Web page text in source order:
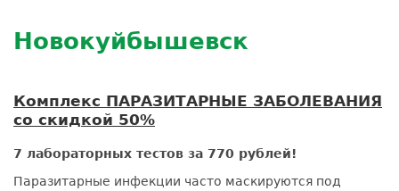
Подготовка к анализам
ДМС
безопасности пациентов
Экскурсия в
лабораторию
лабораторию
Контроль качества
Вакансии
Back
to
Новокуйбышевск
Комплекс ПАРАЗИТАРНЫЕ ЗАБОЛЕВАНИЯ
со скидкой 50%
7 лабораторных тестов за 770 рублей!
Паразитарные инфекции часто маскируются под